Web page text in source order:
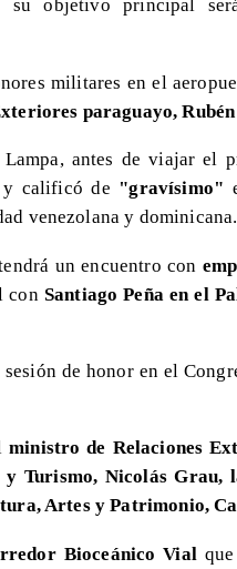
su objetivo principal
militares en el
paraguayo,
antes de viajar el
y calificó de "gravísimo"
venezolana y dominicana.
un encuentro con
con Santiago Peña en el
de honor en el
ministro de Relaciones
y Turismo, Nicolás Grau,
Artes y Patrimonio,
Bioceánico Vial